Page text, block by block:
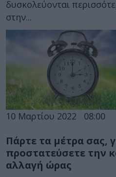
δυσκολεύονται
στην...
10 Μαρτίου 2022 08:00
Πάρτε τα μέτρα σας,
προστατεύσετε την
αλλαγή ώρας